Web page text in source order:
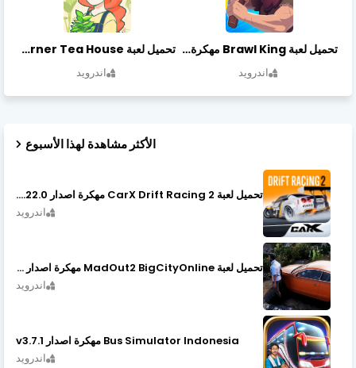
تحميل لعبة Brawl King مهكرة أخر إصدار
اندرويد
تحميل لعبة Little Corner Tea House مهكرة أخر إصدار
اندرويد
الأكثر مشاهدة لهذا الأسبوع
تحميل لعبة CarX Drift Racing 2 مهكرة اصدار v1.22.0
اندرويد
تحميل لعبة MadOut2 BigCityOnline مهكرة اصدار v10.48
اندرويد
Bus Simulator Indonesia مهكرة اصدار v3.7.1
اندرويد